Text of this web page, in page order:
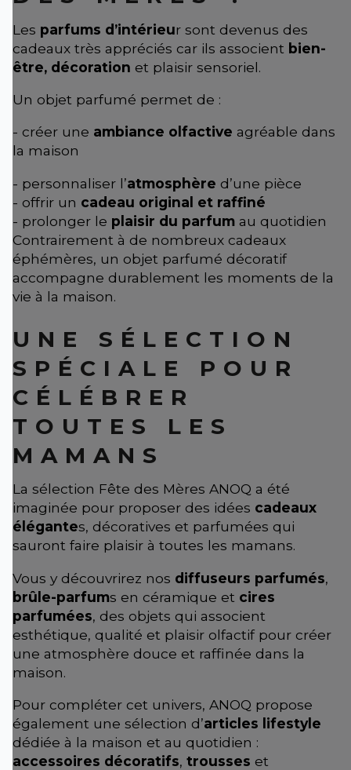
Les parfums d’intérieur sont devenus des
cadeaux très appréciés car ils associent bien-
être, décoration et plaisir sensoriel.
Un objet parfumé permet de :
- créer une ambiance olfactive agréable dans
la maison
- personnaliser l’atmosphère d’une pièce
- offrir un cadeau original et raffiné
- prolonger le plaisir du parfum au quotidien
Contrairement à de nombreux cadeaux
éphémères, un objet parfumé décoratif
accompagne durablement les moments de la
vie à la maison.
UNE SÉLECTION
SPÉCIALE POUR
CÉLÉBRER
TOUTES LES
MAMANS
La sélection Fête des Mères ANOQ a été
imaginée pour proposer des idées cadeaux
élégantes, décoratives et parfumées qui
sauront faire plaisir à toutes les mamans.
Vous y découvrirez nos diffuseurs parfumés,
brûle-parfums en céramique et cires
parfumées, des objets qui associent
esthétique, qualité et plaisir olfactif pour créer
une atmosphère douce et raffinée dans la
maison.
Pour compléter cet univers, ANOQ propose
également une sélection d’articles lifestyle
dédiée à la maison et au quotidien :
accessoires décoratifs, trousses et